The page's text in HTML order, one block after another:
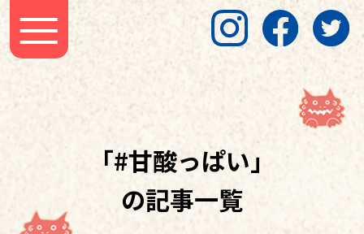
「#甘酸っぱい」
の記事一覧